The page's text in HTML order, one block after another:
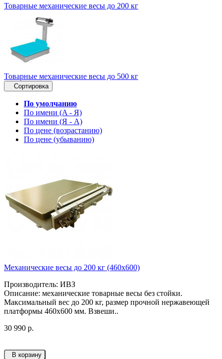
Товарные механические весы до 200 кг
Товарные механические весы до 500 кг
Сортировка
По умолчанию
По имени (A - Я)
По имени (Я - A)
По цене (возрастанию)
По цене (убыванию)
Механические весы до 200 кг (460х600)
Производитель: ИВЗ
Описание: механические товарные весы без стойки.
Максимальный вес до 200 кг, размер прочной нержавеющей
платформы 460х600 мм. Взвеши..
30 990 р.
В корзину